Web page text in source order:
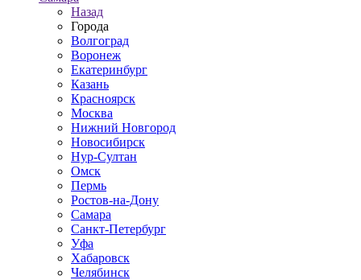
Назад
Города
Волгоград
Воронеж
Екатеринбург
Казань
Красноярск
Москва
Нижний Новгород
Новосибирск
Нур-Султан
Омск
Пермь
Ростов-на-Дону
Самара
Санкт-Петербург
Уфа
Хабаровск
Челябинск